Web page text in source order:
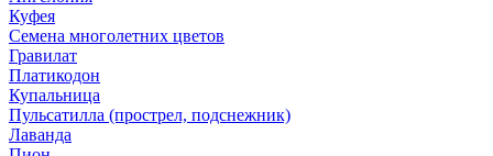
Куфея
Семена многолетних цветов
Гравилат
Платикодон
Купальница
Пульсатилла (прострел, подснежник)
Лаванда